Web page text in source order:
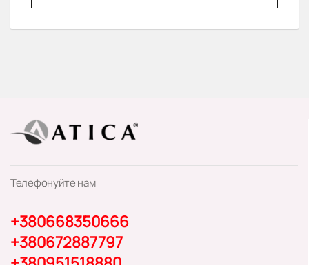
Телефонуйте нам
+380668350666
+380672887797